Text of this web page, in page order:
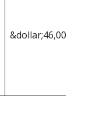
&dollar;46,005